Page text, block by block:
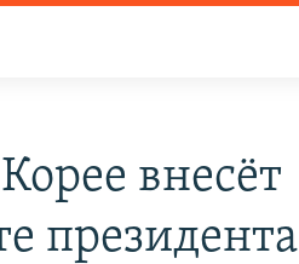
внесёт
президента